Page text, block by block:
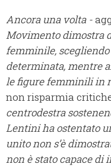
Ancora una volta -
Movimento dimostra
femminile,
determinata, mentre
le figure femminili in
non risparmia
centrodestra
Lentini ha ostentato
unito non s’è
non è stato capace di